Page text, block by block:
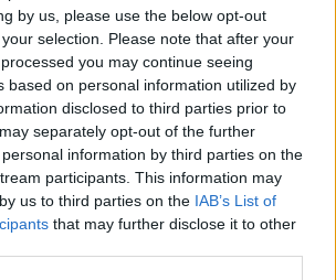
by us, please use the below opt-out
selection. Please note that after your
you may continue seeing
based on personal information utilized by
disclosed to third parties prior to
separately opt-out of the further
information by third parties on the
participants. This information may
us to third parties on the IAB’s List of
that may further disclose it to other